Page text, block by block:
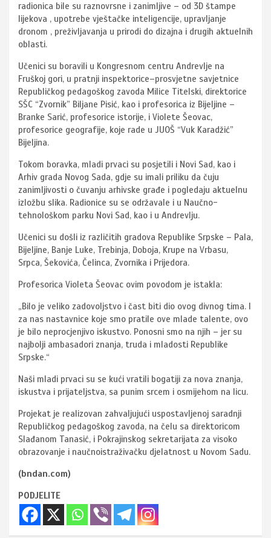
radionica bile su raznovrsne i zanimljive – od 3D štampe
lijekova , upotrebe vještačke inteligencije, upravljanje
dronom , preživljavanja u prirodi do dizajna i drugih aktuelnih
oblasti.
Učenici su boravili u Kongresnom centru Andrevlje na
Fruškoj gori, u pratnji inspektorice–prosvjetne savjetnice
Republičkog pedagoškog zavoda Milice Titelski, direktorice
SŠC “Zvornik” Biljane Pisić, kao i profesorica iz Bijeljine –
Branke Sarić, profesorice istorije, i Violete Šeovac,
profesorice geografije, koje rade u JUOŠ “Vuk Karadžić”
Bijeljina.
Tokom boravka, mladi prvaci su posjetili i Novi Sad, kao i
Arhiv grada Novog Sada, gdje su imali priliku da čuju
zanimljivosti o čuvanju arhivske građe i pogledaju aktuelnu
izložbu slika. Radionice su se održavale i u Naučno-
tehnološkom parku Novi Sad, kao i u Andrevlju.
Učenici su došli iz različitih gradova Republike Srpske – Pala,
Bijeljine, Banje Luke, Trebinja, Doboja, Krupe na Vrbasu,
Srpca, Šekovića, Čelinca, Zvornika i Prijedora.
Profesorica Violeta Šeovac ovim povodom je istakla:
„Bilo je veliko zadovoljstvo i čast biti dio ovog divnog tima. I
za nas nastavnice koje smo pratile ove mlade talente, ovo
je bilo neprocjenjivo iskustvo. Ponosni smo na njih – jer su
najbolji ambasadori znanja, truda i mladosti Republike
Srpske.“
Naši mladi prvaci su se kući vratili bogatiji za nova znanja,
iskustva i prijateljstva, sa punim srcem i osmijehom na licu.
Projekat je realizovan zahvaljujući uspostavljenoj saradnji
Republičkog pedagoškog zavoda, na čelu sa direktoricom
Slađanom Tanasić, i Pokrajinskog sekretarijata za visoko
obrazovanje i naučnoistraživačku djelatnost u Novom Sadu.
(bndan.com)
PODJELITE